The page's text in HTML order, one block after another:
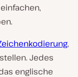
,
Jedes
englische